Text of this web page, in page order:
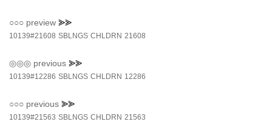
○○○ preview ⪢⪢
10139#21608 SBLNGS CHLDRN 21608
◎◎◎ previous ⪢⪢
10139#12286 SBLNGS CHLDRN 12286
○○○ previous ⪢⪢
10139#21563 SBLNGS CHLDRN 21563